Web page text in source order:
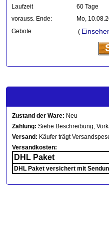
Laufzeit
60 Tage
vorauss. Ende:
Mo,
Gebote
(
Zustand der Ware: Neu
Zahlung: Siehe Beschreibung,
Versand: Käufer trägt
Versandkosten:
DHL Paket
DHL Paket versichert mit